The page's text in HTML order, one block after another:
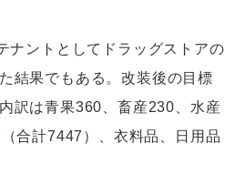
ナントとしてドラッグストアの
結果でもある。改装後の目標
訳は青果360、畜産230、水産
合計7447）、衣料品、日用品